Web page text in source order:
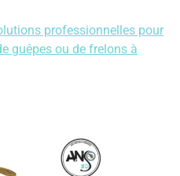
professionnelles pour
guêpes ou de frelons à